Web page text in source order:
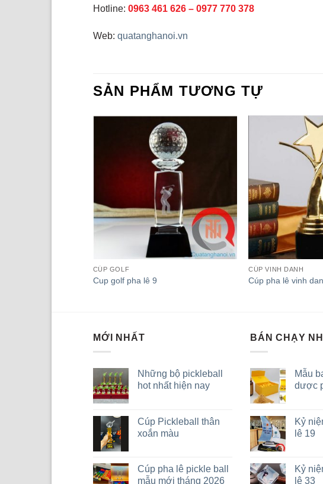
Hotline: 0963 461 626 – 0977 770 378
Web: quatanghanoi.vn
SẢN PHẨM TƯƠNG TỰ
CÚP GOLF
Cup golf pha lê 9
CÚP VINH DANH
Cúp pha lê vinh
MỚI NHẤT
Những bộ pickleball
hot nhất hiện nay
Cúp Pickleball thân
xoắn màu
Cúp pha lê pickle ball
mẫu mới tháng 2026
BÁN CHẠY
Mẫu
dược
Kỷ
lê 19
Kỷ
lê 33